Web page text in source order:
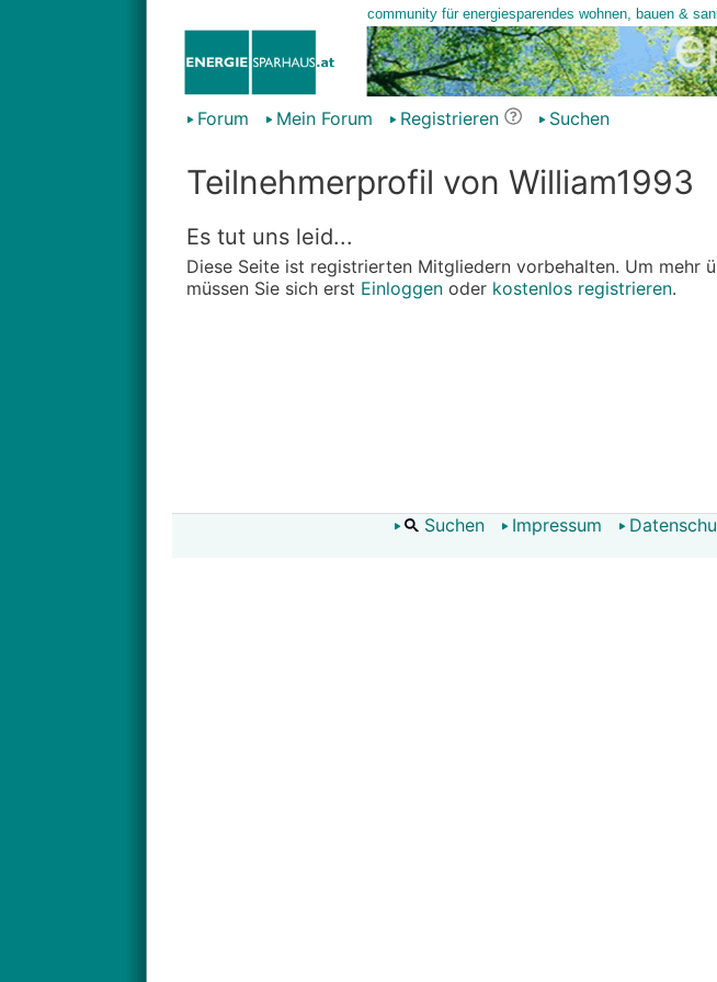
Forum Mein Forum Registrieren Suchen
Teilnehmerprofil von William1993
Es tut uns leid...
Diese Seite ist registrierten Mitgliedern vorbehalten. Um mehr
müssen Sie sich erst Einloggenoder kostenlos registrieren.
Suchen Impressum